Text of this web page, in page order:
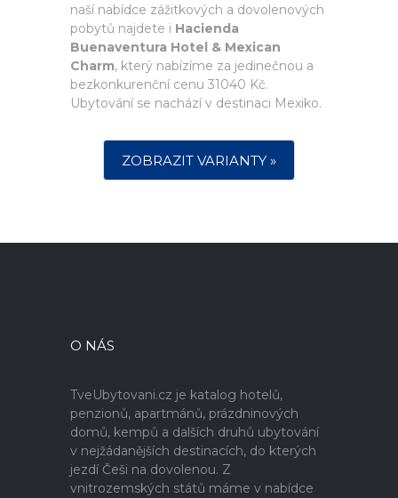
naší nabídce zážitkových a dovolenových
pobytů najdete i Hacienda
Buenaventura Hotel & Mexican
Charm, který nabízíme za jedinečnou a
bezkonkurenční cenu 31040 Kč.
Ubytování se nachází v destinaci Mexiko.
ZOBRAZIT VARIANTY »
O NÁS
TveUbytovani.cz je katalog hotelů,
penzionů, apartmánů, prázdninových
domů, kempů a dalších druhů ubytování
v nejžádanějších destinacích, do kterých
jezdí Češi na dovolenou. Z
vnitrozemských států máme v nabídce